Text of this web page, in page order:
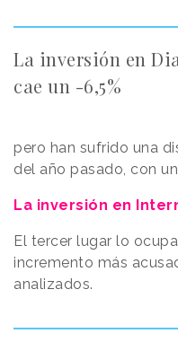
La inversión en
cae un -6,5%
pero han sufrido una
del año pasado, con
La inversión en
El tercer lugar lo ocupa
incremento más
analizados.